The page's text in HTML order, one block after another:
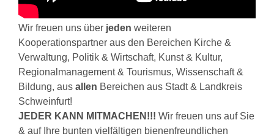
Wir freuen uns über jeden weiteren
Kooperationspartner aus den Bereichen Kirche &
Verwaltung, Politik & Wirtschaft, Kunst & Kultur,
Regionalmanagement & Tourismus, Wissenschaft &
Bildung, aus allen Bereichen aus Stadt & Landkreis
Schweinfurt!
JEDER KANN MITMACHEN!!! Wir freuen uns auf Sie
& auf Ihre bunten vielfältigen bienenfreundlichen